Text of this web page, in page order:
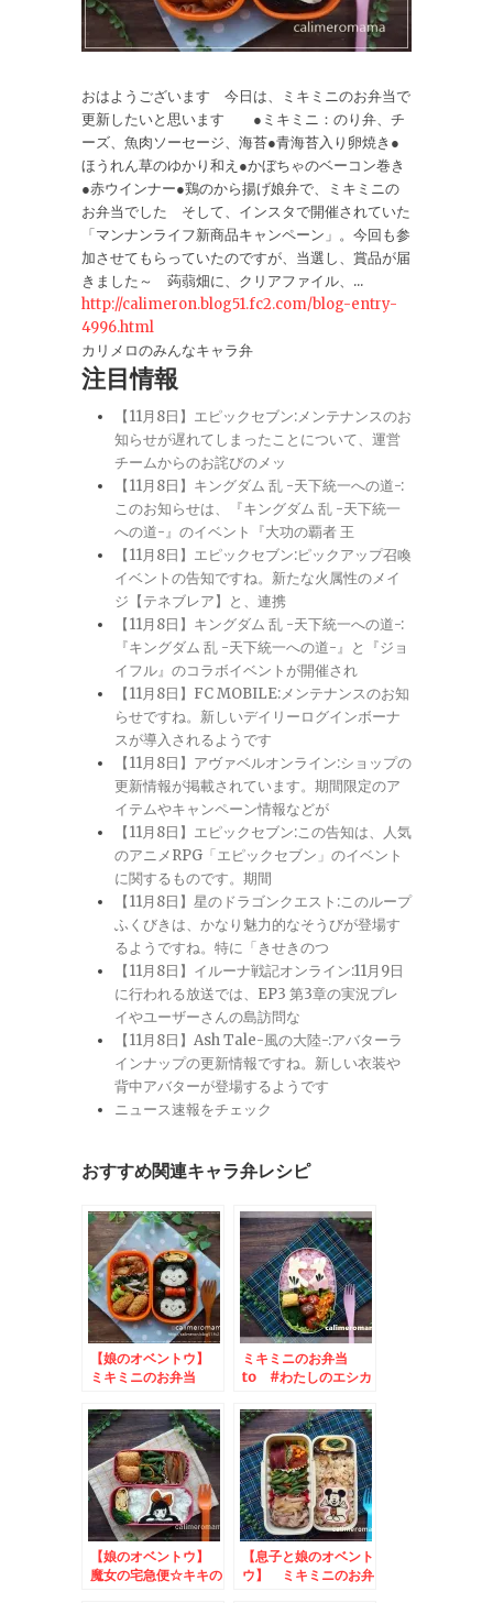
おはようございます 今日は、ミキミニのお弁当で
更新したいと思います ●ミキミニ：のり弁、チ
ーズ、魚肉ソーセージ、海苔●青海苔入り卵焼き●
ほうれん草のゆかり和え●かぼちゃのベーコン巻き
●赤ウインナー●鶏のから揚げ娘弁で、ミキミニの
お弁当でした そして、インスタで開催されていた
「マンナンライフ新商品キャンペーン」。今回も参
加させてもらっていたのですが、当選し、賞品が届
きました～ 蒟蒻畑に、クリアファイル、...
http://calimeron.blog51.fc2.com/blog-entry-
4996.html
カリメロのみんなキャラ弁
注目情報
【11月8日】エピックセブン:メンテナンスのお
知らせが遅れてしまったことについて、運営
チームからのお詫びのメッ
【11月8日】キングダム 乱 -天下統一への道-:
このお知らせは、『キングダム 乱 -天下統一
への道-』のイベント『大功の覇者 王
【11月8日】エピックセブン:ピックアップ召喚
イベントの告知ですね。新たな火属性のメイ
ジ【テネブレア】と、連携
【11月8日】キングダム 乱 -天下統一への道-:
『キングダム 乱 -天下統一への道-』と『ジョ
イフル』のコラボイベントが開催され
【11月8日】FC MOBILE:メンテナンスのお知
らせですね。新しいデイリーログインボーナ
スが導入されるようです
【11月8日】アヴァベルオンライン:ショップの
更新情報が掲載されています。期間限定のア
イテムやキャンペーン情報などが
【11月8日】エピックセブン:この告知は、人気
のアニメRPG「エピックセブン」のイベント
に関するものです。期間
【11月8日】星のドラゴンクエスト:このループ
ふくびきは、かなり魅力的なそうびが登場す
るようですね。特に「きせきのつ
【11月8日】イルーナ戦記オンライン:11月9日
に行われる放送では、EP3 第3章の実況プレ
イやユーザーさんの島訪問な
【11月8日】Ash Tale-風の大陸-:アバターラ
インナップの更新情報ですね。新しい衣装や
背中アバターが登場するようです
ニュース速報をチェック
おすすめ関連キャラ弁レシピ
【娘のオベントウ】
ミキミニのお弁当
ミキミニのお弁当
to #わたしのエシカ
投稿キャンペーン
【娘のオベントウ】
魔女の宅急便☆キキの
【息子と娘のオベント
ウ】 ミキミニのお弁